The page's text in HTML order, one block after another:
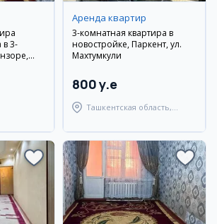
в 3-
Аренда квартир
3-комнатная квартира в
новостройке, Паркент, ул.
Махтумкули
800 y.e
Ташкентская область,